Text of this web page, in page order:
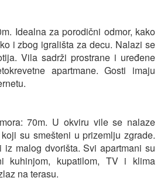
Idealna za porodični odmor, kako
i zbog igrališta za decu. Nalazi se
Vila sadrži prostrane i uređene
apartmane. Gosti imaju
70m. U okviru vile se nalaze
su smešteni u prizemlju zgrade.
iz malog dvorišta. Svi apartmani su
kuhinjom, kupatilom, TV i klima
na terasu.